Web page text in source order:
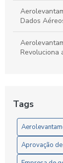
Dados
Revoluciona
levantamentos
Eficiente de
Tags
Aprovação